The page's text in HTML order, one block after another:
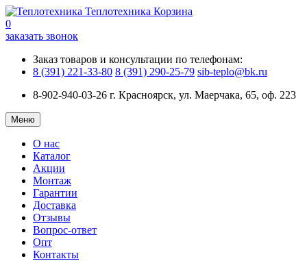
Теплотехника Корзина
0
заказать звонок
Заказ товаров и консультации по телефонам:
8 (391) 221-33-80 8 (391) 290-25-79 sib-teplo@bk.ru
8-902-940-03-26 г. Красноярск, ул. Маерчака, 65, оф. 223
Меню
О нас
Каталог
Акции
Монтаж
Гарантии
Доставка
Отзывы
Вопрос-ответ
Опт
Контакты